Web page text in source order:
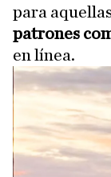
para aquellas
patrones
en línea.